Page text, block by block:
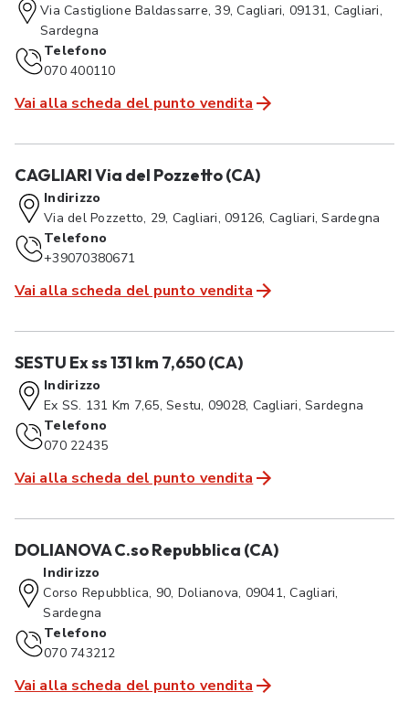
Via Castiglione Baldassarre, 39, Cagliari, 09131, Cagliari,
Sardegna
Telefono
070 400110
Vai alla scheda del punto vendita
CAGLIARI Via del Pozzetto (CA)
Indirizzo
Via del Pozzetto, 29, Cagliari, 09126, Cagliari, Sardegna
Telefono
+39070380671
Vai alla scheda del punto vendita
SESTU Ex ss 131 km 7,650 (CA)
Indirizzo
Ex SS. 131 Km 7,65, Sestu, 09028, Cagliari, Sardegna
Telefono
070 22435
Vai alla scheda del punto vendita
DOLIANOVA C.so Repubblica (CA)
Indirizzo
Corso Repubblica, 90, Dolianova, 09041, Cagliari,
Sardegna
Telefono
070 743212
Vai alla scheda del punto vendita